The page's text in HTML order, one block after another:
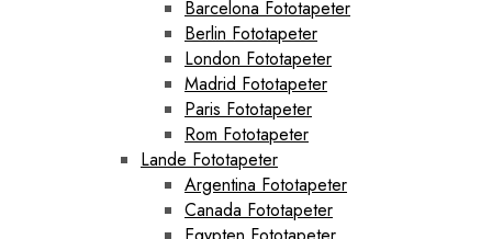
Barcelona Fototapeter
Berlin Fototapeter
London Fototapeter
Madrid Fototapeter
Paris Fototapeter
Rom Fototapeter
Lande Fototapeter
Argentina Fototapeter
Canada Fototapeter